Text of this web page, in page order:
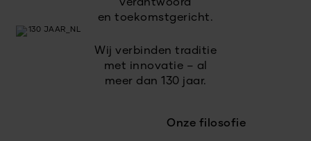
verantwoord
en toekomstgericht.
Wij verbinden traditie
met innovatie – al
meer dan 130 jaar.
Onze filosofie